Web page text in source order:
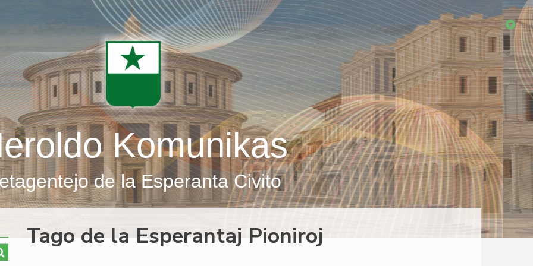
Komunikas
de la Esperanta Civito
Tago de la Esperantaj Pioniroj